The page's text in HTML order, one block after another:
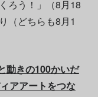
ろう！」（8月18
（どちらも8月1
動きの100かいだ
アアートをつな